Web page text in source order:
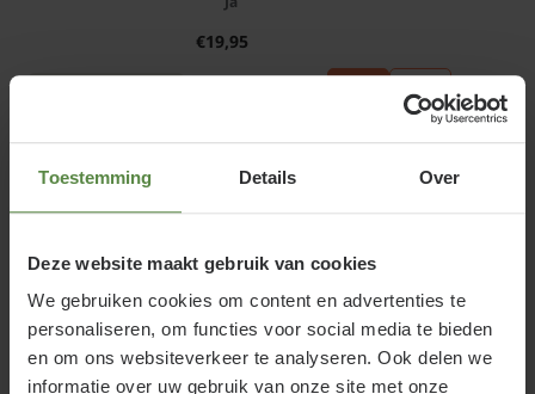
Toestemming Details Over
Deze website maakt gebruik van cookies
We gebruiken cookies om content en advertenties te
personaliseren, om functies voor social media te bieden
en om ons websiteverkeer te analyseren. Ook delen we
informatie over uw gebruik van onze site met onze
€19,95
Niet op voorraad
N.v.t.
Groenblijvend:
Ja